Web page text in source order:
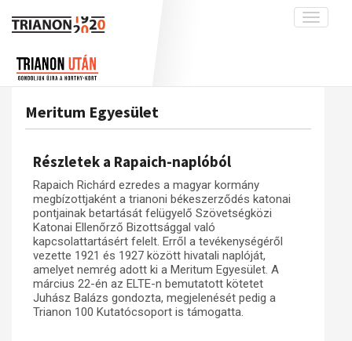
Toggle
interpretációk
A békerendszer megszilárdulása
Utókor és emlékezet
Galéria
Adatbázis
Emlékművek (feltöltés alatt)
Menekültek
Visszhang
Publikációk
Kapcsolat
Trianon-kommentár
Dokumentumok
Meritum Egyesület
Részletek a Rapaich-naplóból
Rapaich Richárd ezredes a magyar kormány
megbízottjaként a trianoni békeszerződés katonai
pontjainak betartását felügyelő Szövetségközi
Katonai Ellenőrző Bizottsággal való
kapcsolattartásért felelt. Erről a tevékenységéről
vezette 1921 és 1927 között hivatali naplóját,
amelyet nemrég adott ki a Meritum Egyesület. A
március 22-én az ELTE-n bemutatott kötetet
Juhász Balázs gondozta, megjelenését pedig a
Trianon 100 Kutatócsoport is támogatta.